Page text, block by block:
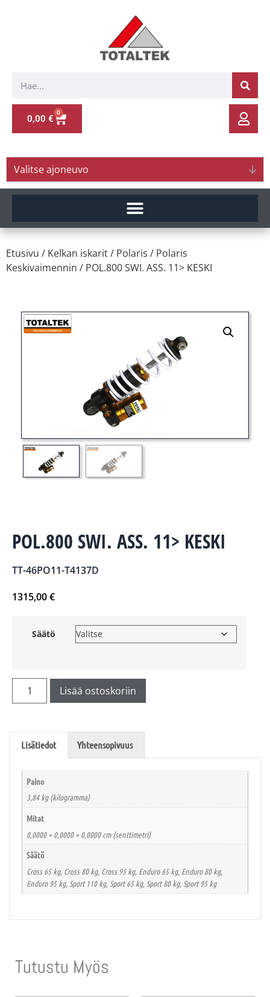
0,00 €
0
Valitse ajoneuvo
Etusivu / Kelkan iskarit/ Polaris / Polaris
Keskivaimennin / POL.800 SWI. ASS. 11> KESKI
POL.800 SWI. ASS. 11> KESKI
TT-46PO11-T4137D
1315,00€
Säätö
Lisää ostoskoriin
Lisätiedot Yhteensopivuus
Paino
3,84 kg (kilogramma)
Mitat
0,0000 × 0,0000 × 0,0000 cm (senttimetri)
Säätö
Cross 65 kg, Cross 80 kg, Cross 95 kg, Enduro 65 kg, Enduro 80 kg,
Enduro 95 kg, Sport 110 kg, Sport 65 kg, Sport 80 kg, Sport 95 kg
Tutustu Myös